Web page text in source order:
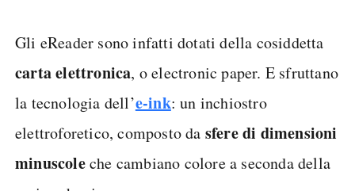
Gli eReader sono infatti dotati della cosiddetta
carta elettronica, o electronic paper. E sfruttano
la tecnologia dell’e-ink: un inchiostro
elettroforetico, composto da sfere di dimensioni
minuscoleche cambiano colore a seconda della